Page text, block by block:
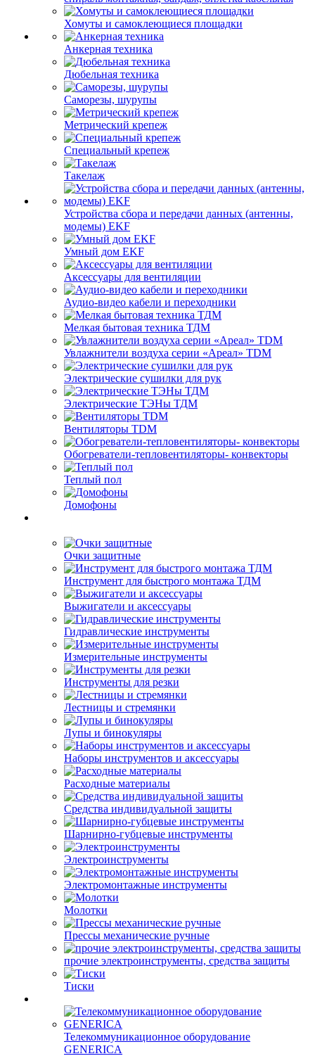
Хомуты и самоклеющиеся площадки
Анкерная техника
Дюбельная техника
Саморезы, шурупы
Метрический крепеж
Специальный крепеж
Такелаж
Устройства сбора и передачи данных (антенны,
модемы) EKF
Умный дом EKF
Аксессуары для вентиляции
Аудио-видео кабели и переходники
Мелкая бытовая техника ТДМ
Увлажнители воздуха серии «Ареал» TDM
Электрические сушилки для рук
Электрические ТЭНы ТДМ
Вентиляторы TDM
Обогреватели-тепловентиляторы- конвекторы
Теплый пол
Домофоны
Очки защитные
Инструмент для быстрого монтажа ТДМ
Выжигатели и аксессуары
Гидравлические инструменты
Измерительные инструменты
Инструменты для резки
Лестницы и стремянки
Лупы и бинокуляры
Наборы инструментов и аксессуары
Расходные материалы
Средства индивидуальной защиты
Шарнирно-губцевые инструменты
Электроинструменты
Электромонтажные инструменты
Молотки
Прессы механические ручные
прочие электроинструменты, средства защиты
Тиски
Телекоммуникационное оборудование
GENERICA